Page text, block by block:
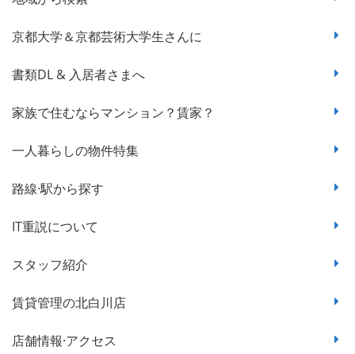
京都大学＆京都芸術大学生さんに
書類DL & 入居者さまへ
家族で住むならマンション？賃家？
一人暮らしの物件特集
路線·駅から探す
IT重説について
スタッフ紹介
賃貸管理の北白川店
店舗情報·アクセス